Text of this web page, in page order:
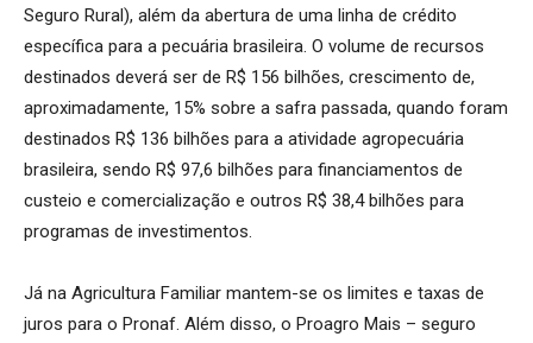
Seguro Rural), além da abertura de uma linha de crédito
específica para a pecuária brasileira. O volume de recursos
destinados deverá ser de R$ 156 bilhões, crescimento de,
aproximadamente, 15% sobre a safra passada, quando foram
destinados R$ 136 bilhões para a atividade agropecuária
brasileira, sendo R$ 97,6 bilhões para financiamentos de
custeio e comercialização e outros R$ 38,4 bilhões para
programas de investimentos.
Já na Agricultura Familiar mantem-se os limites e taxas de
juros para o Pronaf. Além disso, o Proagro Mais – seguro